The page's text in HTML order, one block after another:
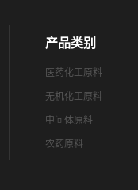
产品类别
医药化工原料
无机化工原料
中间体原料
农药原料